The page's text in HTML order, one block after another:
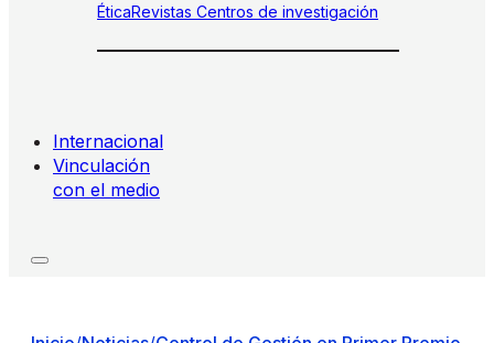
ÉticaRevistas Centros de investigación
Internacional
Vinculación
con el medio